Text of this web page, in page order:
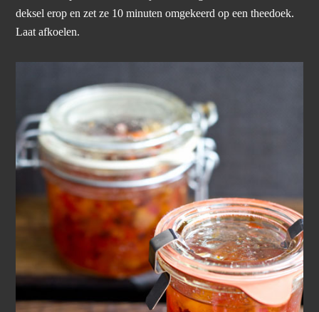
deksel erop en zet ze 10 minuten omgekeerd op een theedoek.
Laat afkoelen.